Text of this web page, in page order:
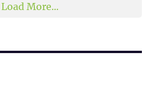
Load More...